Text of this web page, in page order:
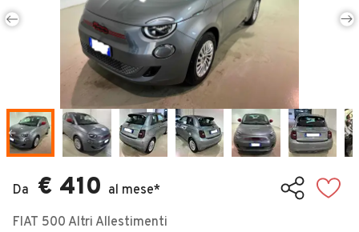
Auto d'epoca
Camper
Veicoli Commerciali
Concessionari
Da € 410 al mese*
FIAT 500 Altri Allestimenti